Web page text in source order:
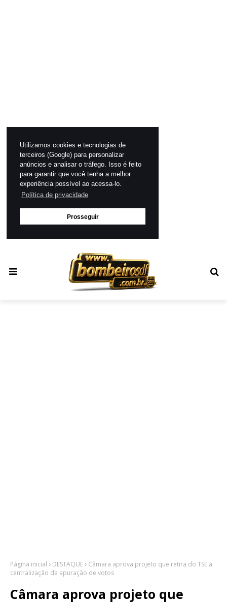
Utilizamos cookies e tecnologias de
terceiros (Google) para personalizar
anúncios e analisar o tráfego. Isso é feito
para garantir que você tenha a melhor
experiência possível ao acessa-lo.
Política de privacidade
Prosseguir
Página inicial DESTAQUE
Câmara aprova projeto que retira do TSE a
centralização da apuração de votos
Câmara aprova projeto que